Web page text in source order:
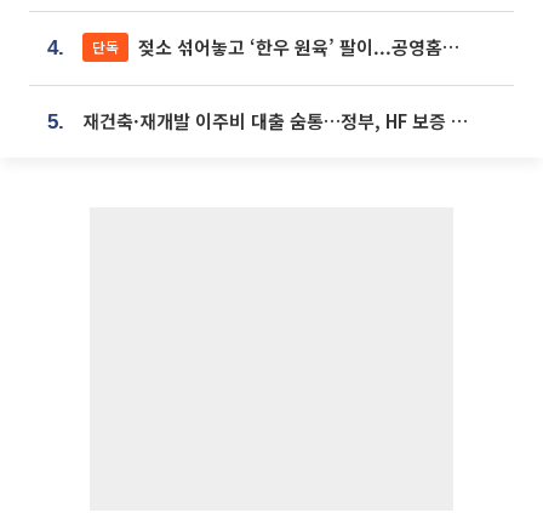
4. 단독 젖소 섞어놓고 ‘한우 원육’ 팔이...공영홈쇼핑 표기·검증 구멍
5. 재건축·재개발 이주비 대출 숨통…정부, HF 보증 신설 추진